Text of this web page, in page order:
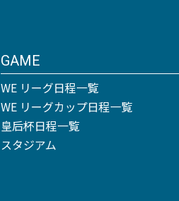
GAME
WE リーグ日程一覧
WE リーグカップ日程一覧
皇后杯日程一覧
スタジアム